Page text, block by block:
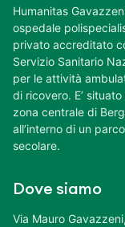
Humanitas
ospedale
privato accreditato
Servizio Sanitario
per le attività
di ricovero. E’ situato
zona centrale di
all’interno di un parco
secolare.
Dove siamo
Via Mauro